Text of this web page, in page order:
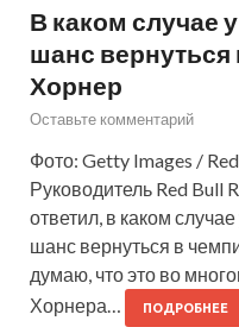
В каком случае
шанс вернуться
Хорнер
Оставьте комментарий
Фото: Getty Images /
Руководитель Red Bull
ответил, в каком
шанс вернуться в
думаю, что это во
Хорнера…
ПОДРОБНЕЕ